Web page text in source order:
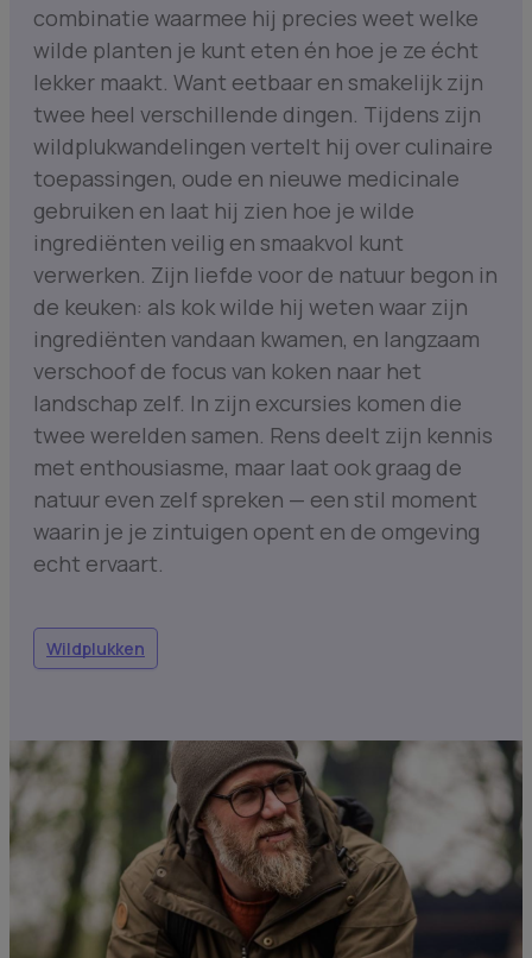
combinatie waarmee hij precies weet welke
wilde planten je kunt eten én hoe je ze écht
lekker maakt. Want eetbaar en smakelijk zijn
twee heel verschillende dingen. Tijdens zijn
wildplukwandelingen vertelt hij over culinaire
toepassingen, oude en nieuwe medicinale
gebruiken en laat hij zien hoe je wilde
ingrediënten veilig en smaakvol kunt
verwerken. Zijn liefde voor de natuur begon in
de keuken: als kok wilde hij weten waar zijn
ingrediënten vandaan kwamen, en langzaam
verschoof de focus van koken naar het
landschap zelf. In zijn excursies komen die
twee werelden samen. Rens deelt zijn kennis
met enthousiasme, maar laat ook graag de
natuur even zelf spreken — een stil moment
waarin je je zintuigen opent en de omgeving
echt ervaart.
Wildplukken